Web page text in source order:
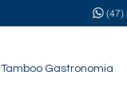
(47)
Tamboo Gastronomia